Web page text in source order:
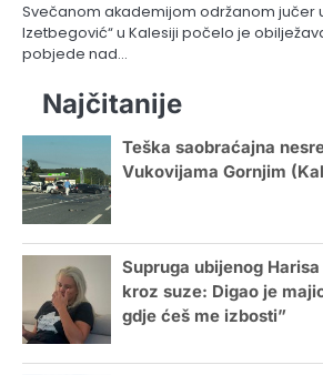
Svečanom akademijom održanom jučer
Izetbegović“ u Kalesiji počelo je
pobjede nad…
Najčitanije
Teška saobraćajna
Vukovijama Gornjim
Supruga ubijenog
kroz suze: Digao je
gdje ćeš me izbosti”